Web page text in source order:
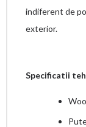
indiferent de
exterior.
Specificatii